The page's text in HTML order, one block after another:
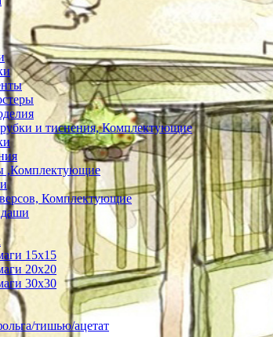
и тиснения, Комплектующие
,Комплектующие
Комплектующие
15х15
20х20
30х30
тишью/ацетат